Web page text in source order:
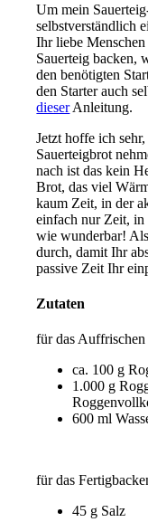
Um mein
selbstverständlich
Ihr liebe
Sauerteig backen,
den benötigten
den Starter auch
dieserAnleitung.
Jetzt hoffe ich
Sauerteigbrot
nach ist das kein
Brot, das viel
kaum Zeit, in der
einfach nur Zeit,
wie wunderbar!
durch, damit Ihr
passive Zeit Ihr
Zutaten
für das Auffrischen
ca. 100 g
1.000 g
600 ml
für das
45 g Salz